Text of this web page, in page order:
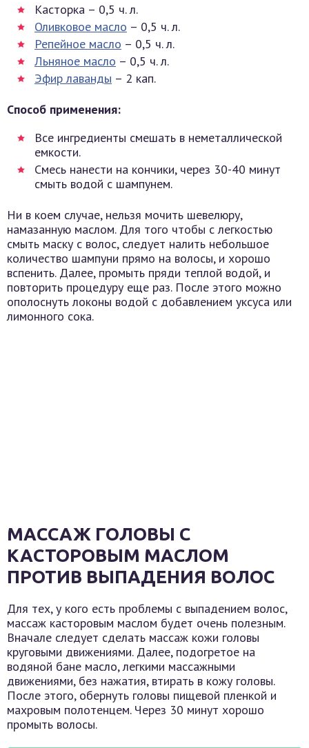
Касторка – 0,5 ч. л.
Оливковое масло – 0,5 ч. л.
Репейное масло – 0,5 ч. л.
Льняное масло – 0,5 ч. л.
Эфир лаванды – 2 кап.
Способ применения:
Все ингредиенты смешать в неметаллической
емкости.
Смесь нанести на кончики, через 30-40 минут
смыть водой с шампунем.
Ни в коем случае, нельзя мочить шевелюру,
намазанную маслом. Для того чтобы с легкостью
смыть маску с волос, следует налить небольшое
количество шампуни прямо на волосы, и хорошо
вспенить. Далее, промыть пряди теплой водой, и
повторить процедуру еще раз. После этого можно
ополоснуть локоны водой с добавлением уксуса или
лимонного сока.
МАССАЖ ГОЛОВЫ С
КАСТОРОВЫМ МАСЛОМ
ПРОТИВ ВЫПАДЕНИЯ ВОЛОС
Для тех, у кого есть проблемы с выпадением волос,
массаж касторовым маслом будет очень полезным.
Вначале следует сделать массаж кожи головы
круговыми движениями. Далее, подогретое на
водяной бане масло, легкими массажными
движениями, без нажатия, втирать в кожу головы.
После этого, обернуть головы пищевой пленкой и
махровым полотенцем. Через 30 минут хорошо
промыть волосы.